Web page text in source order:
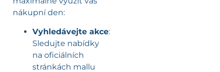
nákupní den:
Vyhledávejte akce:
Sledujte nabídky
na oficiálních
stránkách mallu